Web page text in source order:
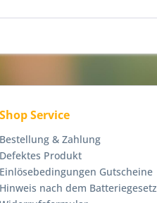
Shop Service
Bestellung & Zahlung
Defektes Produkt
Einlösebedingungen Gutscheine
Hinweis nach dem Batteriegesetz